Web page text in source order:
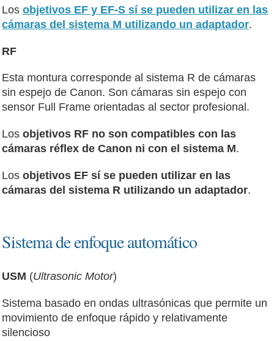
Losobjetivos EF y EF-S sí se pueden utilizar en las
cámaras del sistema M utilizando un adaptador.
RF
Esta montura corresponde al sistema R de cámaras
sin espejo de Canon. Son cámaras sin espejo con
sensor Full Frame orientadas al sector profesional.
Losobjetivos RF no son compatibles con las
cámaras réflex de Canon ni con el sistema M.
Losobjetivos EF sí se pueden utilizar en las
cámaras del sistema R utilizando un adaptador.
Sistema de enfoque automático
USM (Ultrasonic Motor)
Sistema basado en ondas ultrasónicas que permite un
movimiento de enfoque rápido y relativamente
silencioso